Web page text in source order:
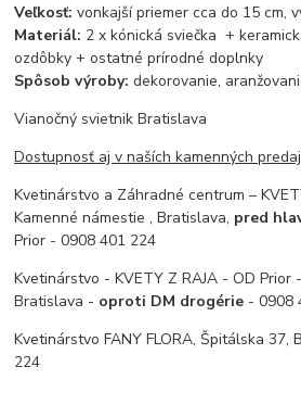
Veľkosť:vonkajší priemer cca do 15 cm,
Materiál: 2 x kónická sviečka +
ozdôbky + ostatné prírodné doplnky
Spôsob výroby: dekorovanie,
Vianočný svietnik Bratislava
Dostupnosť aj v naších kamenných
Kvetinárstvo a Záhradné centrum –
Kamenné námestie , Bratislava, pred
Prior - 0908 401 224
Kvetinárstvo - KVETY Z RAJA - OD Prior
Bratislava - oproti DM drogérie - 0908
Kvetinárstvo FANY FLORA, Špitálska 37,
224